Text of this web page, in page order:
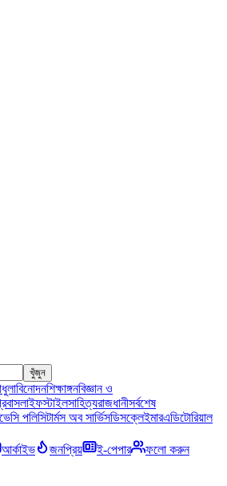
খুঁজুন
বিনোদনশিক্ষাঙ্গনবিজ্ঞান ও
লাইফস্টাইলসাহিত্যরাজধানীসর্বশেষ
পলিসিটার্মস অব সার্ভিসডিসক্লেইমারএডিটোরিয়াল
আর্কাইভ জনপ্রিয় ই-পেপার ফলো করুন